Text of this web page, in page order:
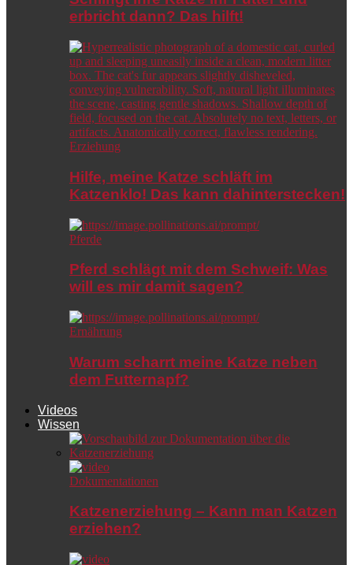
erbricht dann? Das hilft!
Erziehung
Hilfe, meine Katze schläft im
Katzenklo! Das kann dahinterstecken!
Pferde
Pferd schlägt mit dem Schweif: Was
will es mir damit sagen?
Ernährung
Warum scharrt meine Katze neben
dem Futternapf?
Videos
Wissen
Dokumentationen
Katzenerziehung – Kann man Katzen
erziehen?